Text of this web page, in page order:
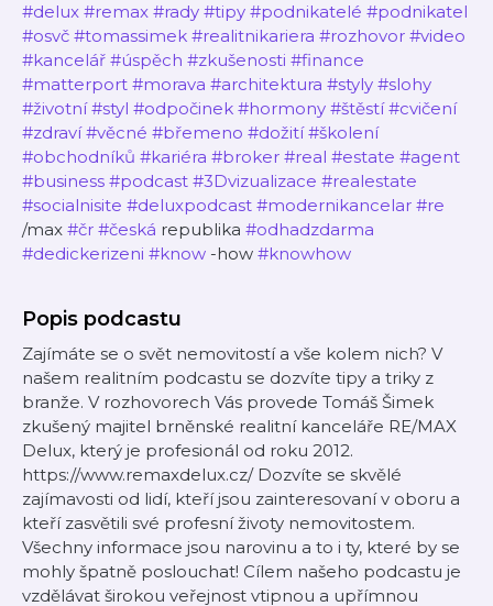
#delux #remax #rady #tipy #podnikatelé #podnikatel
#osvč #tomassimek #realitnikariera #rozhovor #video
#kancelář #úspěch #zkušenosti #finance
#matterport #morava #architektura #styly #slohy
#životní #styl #odpočinek #hormony #štěstí #cvičení
#zdraví #věcné #břemeno #dožití #školení
#obchodníků #kariéra #broker #real #estate #agent
#business #podcast #3Dvizualizace #realestate
#socialnisite #deluxpodcast #modernikancelar #re
/max #čr #česká republika #odhadzdarma
#dedickerizeni #know -how #knowhow
Popis podcastu
Zajímáte se o svět nemovitostí a vše kolem nich? V
našem realitním podcastu se dozvíte tipy a triky z
branže. V rozhovorech Vás provede Tomáš Šimek
zkušený majitel brněnské realitní kanceláře RE/MAX
Delux, který je profesionál od roku 2012.
https://www.remaxdelux.cz/ Dozvíte se skvělé
zajímavosti od lidí, kteří jsou zainteresovaní v oboru a
kteří zasvětili své profesní životy nemovitostem.
Všechny informace jsou narovinu a to i ty, které by se
mohly špatně poslouchat! Cílem našeho podcastu je
vzdělávat širokou veřejnost vtipnou a upřímnou